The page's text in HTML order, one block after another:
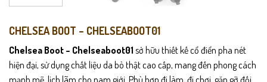
CHELSEA BOOT – CHELSEABOOT01
Chelsea Boot – Chelseaboot01 sở hữu thiết kế cổ điển pha nét
hiện đại, sử dụng chất liệu da bò thật cao cấp, mang đến phong cách
mạnh mẽ, lịch lãm cho nam giới. Phù hợp đi làm, đi chơi, gặp gỡ đối